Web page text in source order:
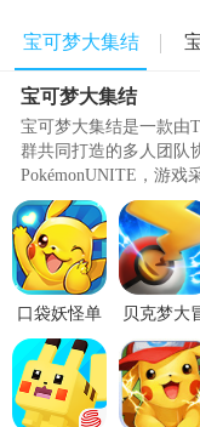
宝可梦大集结
宝可梦大集结
宝可梦大集结是一款由
群共同打造的多人团队
PokémonUNITE，游戏
色。玩法独特融合了
口袋妖怪单
机版手游
v1.18.0安卓
版
贝克梦大
险游戏
安卓最新